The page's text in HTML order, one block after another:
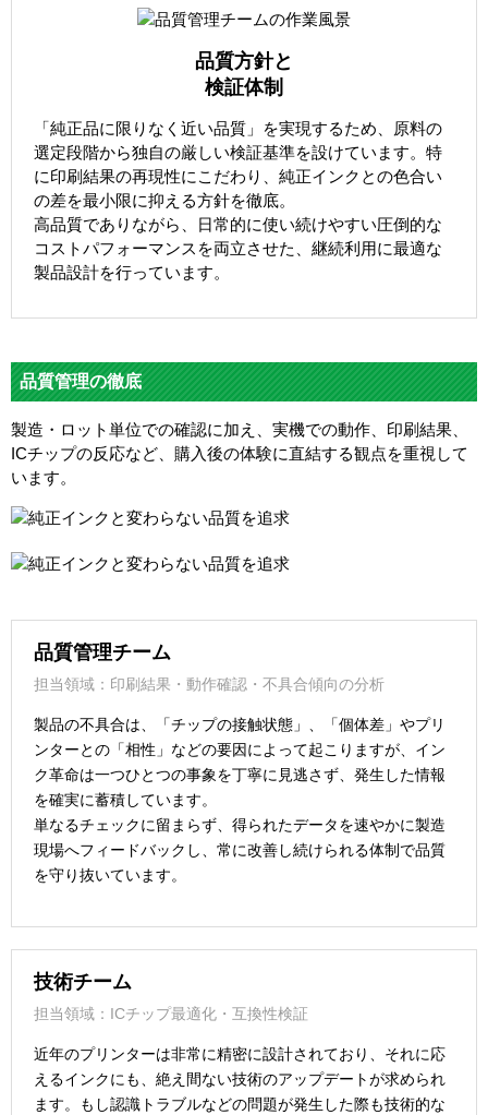
品質方針と
検証体制
「純正品に限りなく近い品質」を実現するため、原料の
選定段階から独自の厳しい検証基準を設けています。特
に印刷結果の再現性にこだわり、純正インクとの色合い
の差を最小限に抑える方針を徹底。
高品質でありながら、日常的に使い続けやすい圧倒的な
コストパフォーマンスを両立させた、継続利用に最適な
製品設計を行っています。
品質管理の徹底
製造・ロット単位での確認に加え、実機での動作、印刷結果、
ICチップの反応など、購入後の体験に直結する観点を重視して
います。
品質管理チーム
担当領域：印刷結果・動作確認・不具合傾向の分析
製品の不具合は、「チップの接触状態」、「個体差」やプリ
ンターとの「相性」などの要因によって起こりますが、イン
ク革命は一つひとつの事象を丁寧に見逃さず、発生した情報
を確実に蓄積しています。
単なるチェックに留まらず、得られたデータを速やかに製造
現場へフィードバックし、常に改善し続けられる体制で品質
を守り抜いています。
技術チーム
担当領域：ICチップ最適化・互換性検証
近年のプリンターは非常に精密に設計されており、それに応
えるインクにも、絶え間ない技術のアップデートが求められ
ます。もし認識トラブルなどの問題が発生した際も技術的な